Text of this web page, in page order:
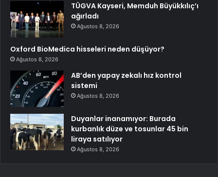
TÜGVA Kayseri, Memduh Büyükkılıç’ı
ağırladı
Ağustos 8, 2026
Oxford BioMedica hisseleri neden düşüyor?
Ağustos 8, 2026
AB’den yapay zekalı hız kontrol
sistemi
Ağustos 8, 2026
Duyanlar inanamıyor: Burada
kurbanlık düze ve tosunlar 45 bin
liraya satılıyor
Ağustos 8, 2026